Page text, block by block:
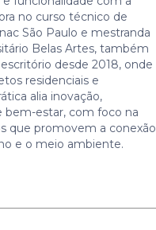
no curso técnico de
São Paulo e mestranda
Belas Artes, também
desde 2018, onde
residenciais e
alia inovação,
bem-estar, com foco na
que promovem a conexão
e o meio ambiente.